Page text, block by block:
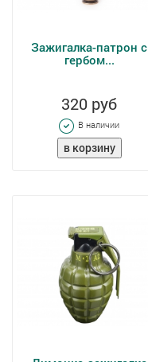
Зажигалка-патрон с
гербом...
320 руб
В наличии